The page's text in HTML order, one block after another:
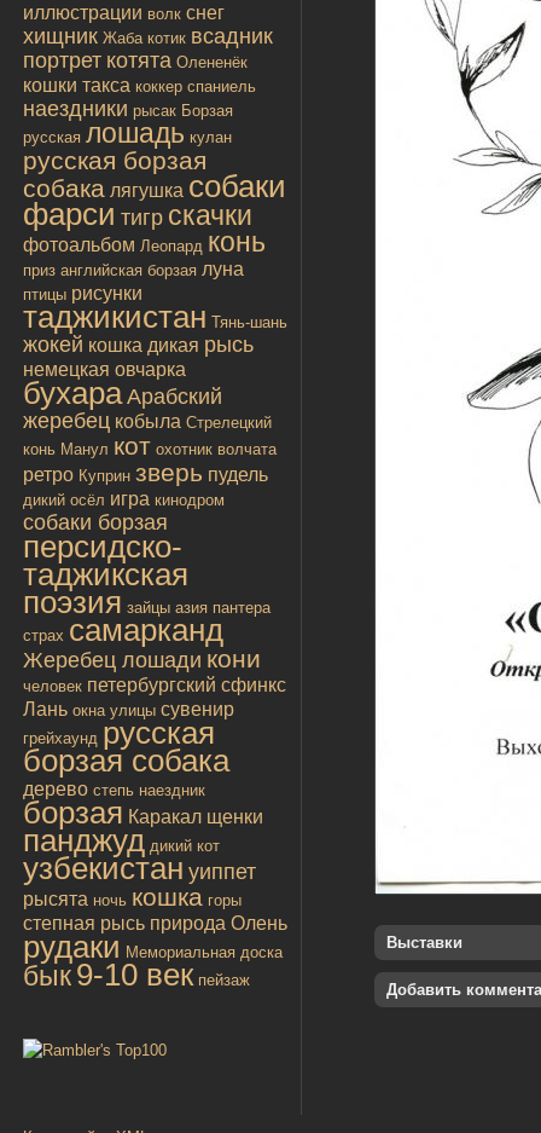
иллюстрации волк снег
хищник Жаба котик всадник
портрет котята Олененёк
кошки такса коккер спаниель
наездники рысак Борзая
русская лошадь кулан
русская борзая
собака лягушка собаки
фарси тигр скачки
фотоальбом Леопард конь
приз английская борзая луна
птицы рисунки
таджикистан Тянь-шань
жокей кошка дикая рысь
немецкая овчарка
бухара Арабский
жеребец кобыла Стрелецкий
конь Манул кот охотник волчата
ретро Куприн зверь пудель
дикий осёл игра кинодром
собаки борзая
персидско-
таджикская
поэзия зайцы азия пантера
страх самарканд
Жеребец лошади кони
человек петербургский сфинкс
Лань окна улицы сувенир
грейхаунд русская
борзая собака
дерево степь наездник
борзая Каракал щенки
панджуд дикий кот
узбекистан уиппет
рысята ночь кошка горы
степная рысь природа Олень
рудаки Мемориальная доска
бык9-10 век пейзаж
Выставки
Добавить